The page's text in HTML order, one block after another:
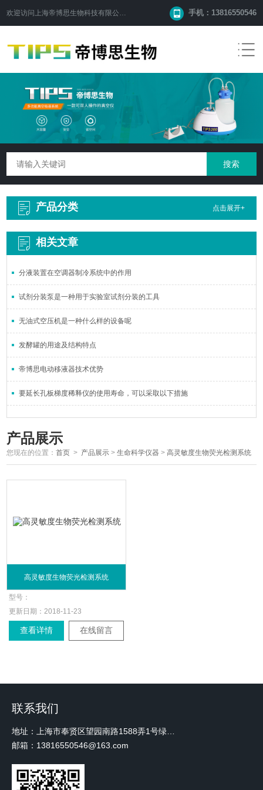
欢迎访问 上海帝博思生物科技有限公司 手机：13816550546
产品分类 点击展开+
相关文章
分液装置在空调器制冷系统中的作用
试剂分装泵是一种用于实验室试剂分装的工具
无油式空压机是一种什么样的设备呢
发酵罐的用途及结构特点
帝博思电动移液器技术优势
要延长孔板梯度稀释仪的使用寿命，可以采取以下措施
产品展示
您现在的位置：首页 > 产品展示 >生命科学仪器 >高灵敏度生物荧光检测系统
高灵敏度生物荧光检测系统
型号：
更新日期： 2018-11-23
查看详情 在线留言
联系我们
邮箱：13816550546@163.com